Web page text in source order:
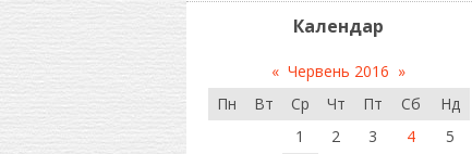
Календар
« Червень 2016 »
Пн
Вт Ср Чт Пт Сб
Нд
1
2 3 4
5